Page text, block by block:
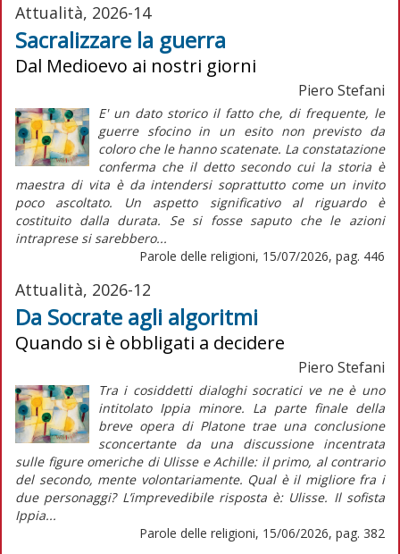
Attualità, 2026-14
Sacralizzare la guerra
Dal Medioevo ai nostri giorni
Piero Stefani
E' un dato storico il fatto che, di frequente, le
guerre sfocino in un esito non previsto da
coloro che le hanno scatenate. La constatazione
conferma che il detto secondo cui la storia è
maestra di vita è da intendersi soprattutto come un invito
poco ascoltato. Un aspetto significativo al riguardo è
costituito dalla durata. Se si fosse saputo che le azioni
intraprese si sarebbero...
Parole delle religioni, 15/07/2026, pag. 446
Attualità, 2026-12
Da Socrate agli algoritmi
Quando si è obbligati a decidere
Piero Stefani
Tra i cosiddetti dialoghi socratici ve ne è uno
intitolato Ippia minore. La parte finale della
breve opera di Platone trae una conclusione
sconcertante da una discussione incentrata
sulle figure omeriche di Ulisse e Achille: il primo, al contrario
del secondo, mente volontariamente. Qual è il migliore fra i
due personaggi? L’imprevedibile risposta è: Ulisse. Il sofista
Ippia...
Parole delle religioni, 15/06/2026, pag. 382